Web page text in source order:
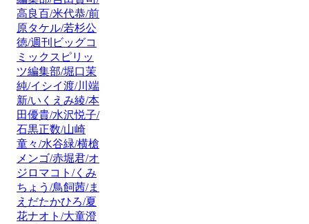
高良百/米代恭/前
原タケル/若杉公
徳/週刊ビッグコ
ミックスピリッ
ツ編集部/堀口茉
純/イシイ渡/川端
新/いくえみ綾/本
田優貴/水沢悦子/
石黒正数/山崎
童々/水谷緑/横槍
メンゴ/赤堀君/オ
ジロマコト/くみ
ちょう/鳥飼茜/ま
えだたかひろ/夏
花ナオト/大童澄